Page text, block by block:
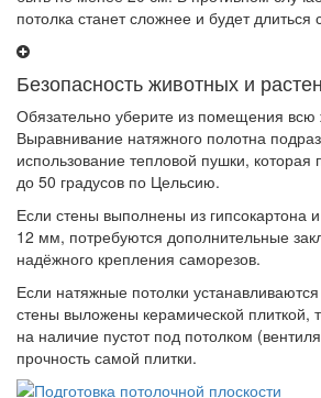
потолка станет сложнее и будет
Безопасность животных и
Обязательно уберите из помещения всю
Выравнивание натяжного полотна
использование тепловой пушки,
до 50 градусов по Цельсию.
Если стены выполнены из гипсокартона
12 мм, потребуются дополнительные
надёжного крепления саморезов.
Если натяжные потолки
стены выложены керамической плиткой,
на наличие пустот под потолком
прочность самой плитки.